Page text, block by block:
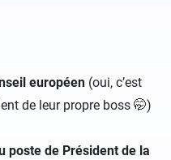
européen (oui, c’est
de leur propre boss 🤭)
poste de Président de la